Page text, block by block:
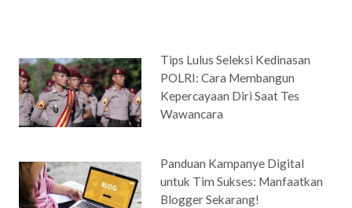
Tips Lulus Seleksi Kedinasan
POLRI: Cara Membangun
Kepercayaan Diri Saat Tes
Wawancara
Panduan Kampanye Digital
untuk Tim Sukses: Manfaatkan
Blogger Sekarang!